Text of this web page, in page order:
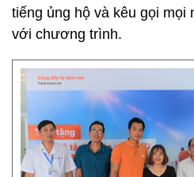
tiếng ủng hộ và kêu gọi mọi
với chương trình.